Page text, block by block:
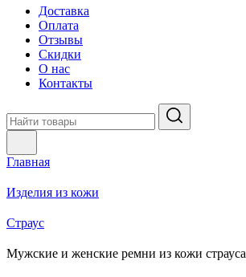
Доставка
Оплата
Отзывы
Скидки
О нас
Контакты
Главная
Изделия из кожи
Страус
Мужские и женские ремни из кожи страуса